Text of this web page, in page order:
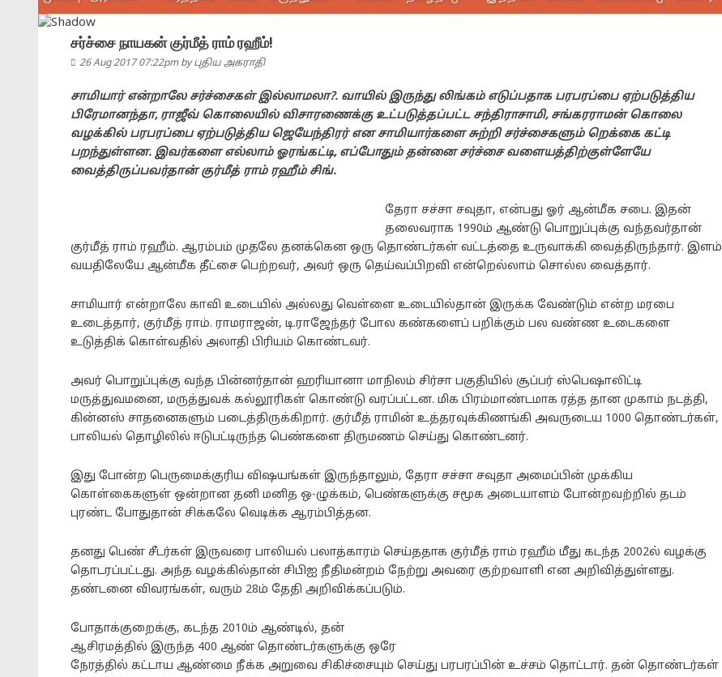
சர்ச்சை நாயகன் குர்மீத் ராம் ரஹீம்!
26 Aug 2017 07:22pm byபுதிய அகராதி
சாமியார் என்றாலே சர்ச்சைகள் இல்லாமலா?. வாயில் இருந்து லிங்கம் எடுப்பதாக பரபரப்பை ஏற்படுத்திய
பிரேமானந்தா, ராஜீவ் கொலையில் விசாரணைக்கு உட்படுத்தப்பட்ட சந்திராசாமி, சங்கரராமன் கொலை
வழக்கில் பரபரப்பை ஏற்படுத்திய ஜெயேந்திரர் என சாமியார்களை சுற்றி சர்ச்சைகளும் றெக்கை கட்டி
பறந்துள்ளன. இவர்களை எல்லாம் ஓரங்கட்டி, எப்போதும் தன்னை சர்ச்சை வளையத்திற்குள்ளேயே
வைத்திருப்பவர்தான் குர்மீத் ராம் ரஹீம் சிங்.
தேரா சச்சா சவுதா, என்பது ஓர் ஆன்மீக சபை. இதன்
தலைவராக 1990ம் ஆண்டு பொறுப்புக்கு வந்தவர்தான்
குர்மீத் ராம் ரஹீம். ஆரம்பம் முதலே தனக்கென ஒரு தொண்டர்கள் வட்டத்தை உருவாக்கி வைத்திருந்தார். இளம்
வயதிலேயே ஆன்மீக தீட்சை பெற்றவர், அவர் ஒரு தெய்வப்பிறவி என்றெல்லாம் சொல்ல வைத்தார்.
சாமியார் என்றாலே காவி உடையில் அல்லது வெள்ளை உடையில்தான் இருக்க வேண்டும் என்ற மரபை
உடைத்தார், குர்மீத் ராம். ராமராஜன், டி.ராஜேந்தர் போல கண்களைப் பறிக்கும் பல வண்ண உடைகளை
உடுத்திக் கொள்வதில் அலாதி பிரியம் கொண்டவர்.
அவர் பொறுப்புக்கு வந்த பின்னர்தான் ஹரியானா மாநிலம் சிர்சா பகுதியில் சூப்பர் ஸ்பெஷாலிட்டி
மருத்துவமனை, மருத்துவக் கல்லூரிகள் கொண்டு வரப்பட்டன. மிக பிரம்மாண்டமாக ரத்த தான முகாம் நடத்தி,
கின்னஸ் சாதனைகளும் படைத்திருக்கிறார். குர்மீத் ராமின் உத்தரவுக்கிணங்கி அவருடைய 1000 தொண்டர்கள்,
பாலியல் தொழிலில் ஈடுபட்டிருந்த பெண்களை திருமணம் செய்து கொண்டனர்.
இது போன்ற பெருமைக்குரிய விஷயங்கள் இருந்தாலும், தேரா சச்சா சவுதா அமைப்பின் முக்கிய
கொள்கைகளுள் ஒன்றான தனி மனித ஒ-ழுக்கம், பெண்களுக்கு சமூக அடையாளம் போன்றவற்றில் தடம்
புரண்ட போதுதான் சிக்கலே வெடிக்க ஆரம்பித்தன.
தனது பெண் சீடர்கள் இருவரை பாலியல் பலாத்காரம் செய்ததாக குர்மீத் ராம் ரஹீம் மீது கடந்த 2002ல் வழக்கு
தொடரப்பட்டது. அந்த வழக்கில்தான் சிபிஐ நீதிமன்றம் நேற்று அவரை குற்றவாளி என அறிவித்துள்ளது.
தண்டனை விவரங்கள், வரும் 28ம் தேதி அறிவிக்கப்படும்.
போதாக்குறைக்கு, கடந்த 2010ம் ஆண்டில், தன்
ஆசிரமத்தில் இருந்த 400 ஆண் தொண்டர்களுக்கு ஒரே
நேரத்தில் கட்டாய ஆண்மை நீக்க அறுவை சிகிச்சையும் செய்து பரபரப்பின் உச்சம் தொட்டார். தன் தொண்டர்கள்